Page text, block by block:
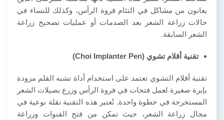
يعانون من مشاكل في التئام فروة الرأس، وكذلك للنساء في
حالات زراعة الشعر بعد الصدمات أو عمليات تصحيح زراعة
الشعر السابقة.
تقنية أقلام تشوي (Choi Implanter Pen)
تقنية أقلام التشوي تعتمد على استخدام أداة تشبه القلم مزودة
بإبرة صغيرة لعمل فتحات في فروة الرأس وزرع بصيلات الشعر
المستخرجة في خطوة واحدة. تُعتبر هذه التقنية نقلة نوعية في
مجال زراعة الشعر، حيث تمكن من فتح القنوات وزراعة